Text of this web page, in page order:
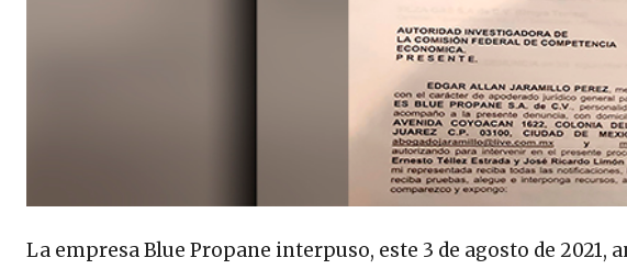
La empresa Blue Propane interpuso, este 3 de agosto de 2021,